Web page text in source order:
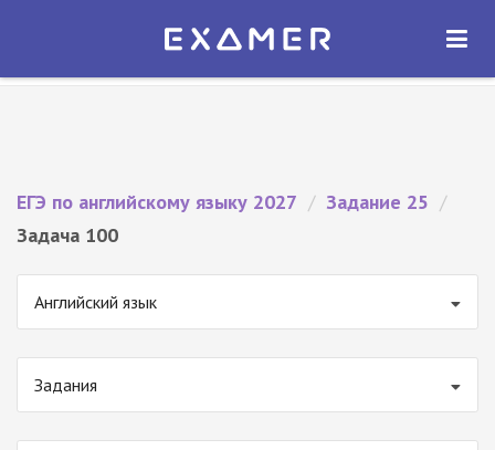
Экзамер — ЕГЭ 2027
ОТКРЫТЬ
ЕГЭ по английскому языку 2027 / Задание 25 /
Задача 100
Английский язык
Задания